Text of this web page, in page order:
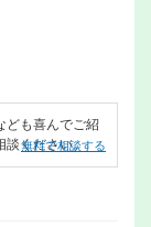
ども喜んでご紹
談ください。
無料で相談する